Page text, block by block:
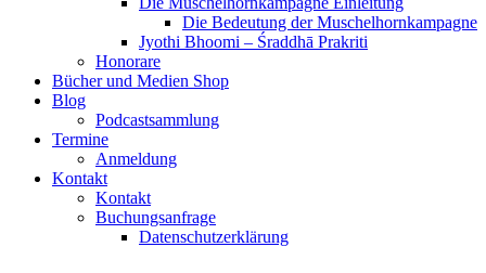
Die Bedeutung der Muschelhornkampagne
Jyothi Bhoomi – Śraddhā Prakriti
Honorare
Bücher und Medien Shop
Blog
Podcastsammlung
Termine
Anmeldung
Kontakt
Kontakt
Buchungsanfrage
Datenschutzerklärung